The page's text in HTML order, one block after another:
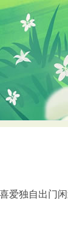
爱独自出门